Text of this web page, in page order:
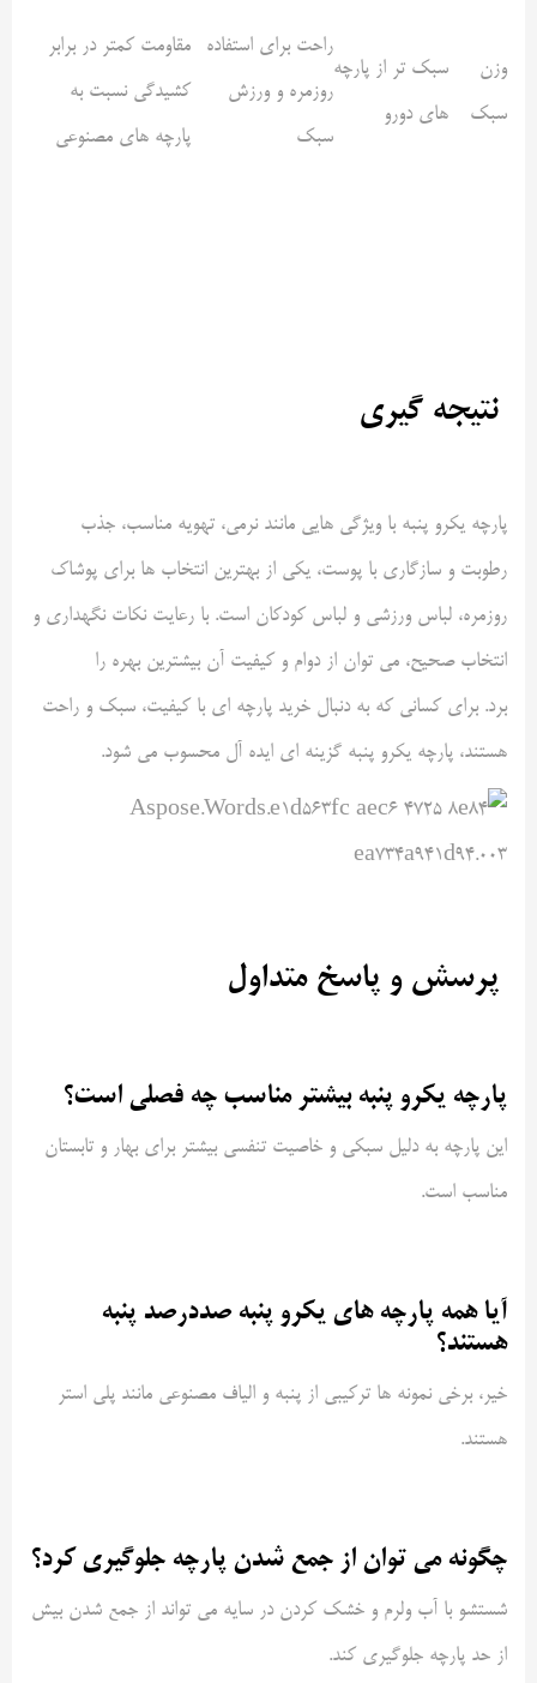
وزن
سبک
سبک تر از پارچه
های دورو
راحت برای استفاده
روزمره و ورزش
سبک
مقاومت کمتر در برابر
کشیدگی نسبت به
پارچه های مصنوعی
نتیجه گیری
پارچه یکرو پنبه با ویژگی هایی مانند نرمی، تهویه مناسب، جذب
رطوبت و سازگاری با پوست، یکی از بهترین انتخاب ها برای پوشاک
روزمره، لباس ورزشی و لباس کودکان است. با رعایت نکات نگهداری و
انتخاب صحیح، می توان از دوام و کیفیت آن بیشترین بهره را
برد. برای کسانی که به دنبال خرید پارچه ای با کیفیت، سبک و راحت
هستند، پارچه یکرو پنبه گزینه ای ایده آل محسوب می شود.
پرسش و پاسخ متداول
پارچه یکرو پنبه بیشتر مناسب چه فصلی است؟
این پارچه به دلیل سبکی و خاصیت تنفسی بیشتر برای بهار و تابستان
مناسب است.
آیا همه پارچه های یکرو پنبه صددرصد پنبه
هستند؟
خیر، برخی نمونه ها ترکیبی از پنبه و الیاف مصنوعی مانند پلی استر
هستند.
چگونه می توان از جمع شدن پارچه جلوگیری کرد؟
شستشو با آب ولرم و خشک کردن در سایه می تواند از جمع شدن بیش
از حد پارچه جلوگیری کند.